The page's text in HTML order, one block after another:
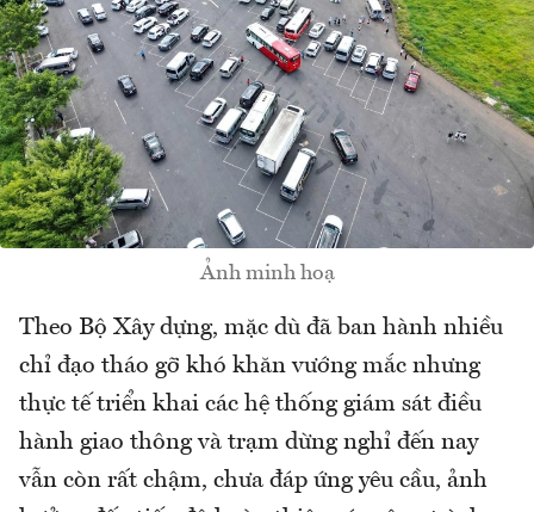
Ảnh minh hoạ
Theo Bộ Xây dựng, mặc dù đã ban hành nhiều
chỉ đạo tháo gỡ khó khăn vướng mắc nhưng
thực tế triển khai các hệ thống giám sát điều
hành giao thông và trạm dừng nghỉ đến nay
vẫn còn rất chậm, chưa đáp ứng yêu cầu, ảnh